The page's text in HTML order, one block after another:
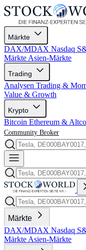
Märkte
DAX/MDAX Nasdaq
Märkte Asien-Märkte
Trading
Analysen Trading &
Value & Growth
Krypto
Bitcoin Ethereum &
Community Broker
Märkte
DAX/MDAX Nasdaq
Märkte Asien-Märkte